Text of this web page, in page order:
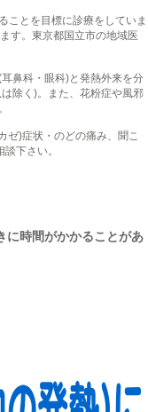
ことを目標に診療をしていま
す。東京都国立市の地域医
鼻科・眼科)と発熱外来を分
除く)。また、花粉症や風邪
)症状・のどの痛み、聞こ
下さい。
に時間がかかることがあ